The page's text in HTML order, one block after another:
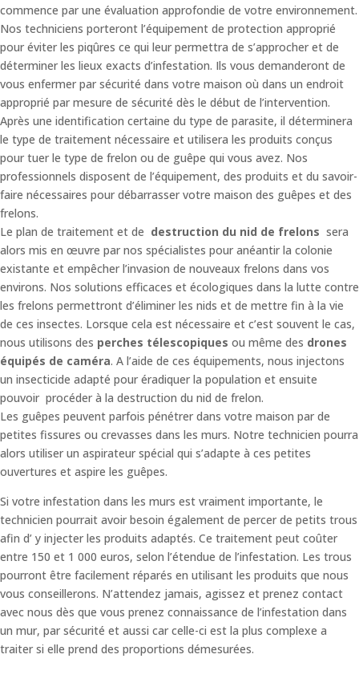
commence par une évaluation approfondie de votre environnement.
Nos techniciens porteront l’équipement de protection approprié
pour éviter les piqûres ce qui leur permettra de s’approcher et de
déterminer les lieux exacts d’infestation. Ils vous demanderont de
vous enfermer par sécurité dans votre maison où dans un endroit
approprié par mesure de sécurité dès le début de l’intervention.
Après une identification certaine du type de parasite, il déterminera
le type de traitement nécessaire et utilisera les produits conçus
pour tuer le type de frelon ou de guêpe qui vous avez. Nos
professionnels disposent de l’équipement, des produits et du savoir-
faire nécessaires pour débarrasser votre maison des guêpes et des
frelons.
Le plan de traitement et de destruction du nid de frelons sera
alors mis en œuvre par nos spécialistes pour anéantir la colonie
existante et empêcher l’invasion de nouveaux frelons dans vos
environs. Nos solutions efficaces et écologiques dans la lutte contre
les frelons permettront d’éliminer les nids et de mettre fin à la vie
de ces insectes. Lorsque cela est nécessaire et c’est souvent le cas,
nous utilisons des perches télescopiques ou même des drones
équipés de caméra. A l’aide de ces équipements, nous injectons
un insecticide adapté pour éradiquer la population et ensuite
pouvoir procéder à la destruction du nid de frelon.
Les guêpes peuvent parfois pénétrer dans votre maison par de
petites fissures ou crevasses dans les murs. Notre technicien pourra
alors utiliser un aspirateur spécial qui s’adapte à ces petites
ouvertures et aspire les guêpes.
Si votre infestation dans les murs est vraiment importante, le
technicien pourrait avoir besoin également de percer de petits trous
afin d’ y injecter les produits adaptés. Ce traitement peut coûter
entre 150 et 1 000 euros, selon l’étendue de l’infestation. Les trous
pourront être facilement réparés en utilisant les produits que nous
vous conseillerons. N’attendez jamais, agissez et prenez contact
avec nous dès que vous prenez connaissance de l’infestation dans
un mur, par sécurité et aussi car celle-ci est la plus complexe a
traiter si elle prend des proportions démesurées.